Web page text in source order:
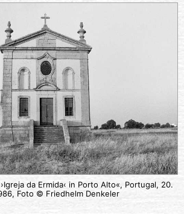
da Ermida‹ in Porto Alto«, Portugal, 20.
Foto © Friedhelm Denkeler